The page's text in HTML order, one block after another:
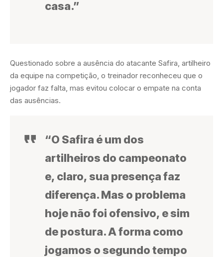
casa.”
Questionado sobre a ausência do atacante Safira, artilheiro
da equipe na competição, o treinador reconheceu que o
jogador faz falta, mas evitou colocar o empate na conta
das ausências.
“O Safira é um dos
artilheiros do campeonato
e, claro, sua presença faz
diferença. Mas o problema
hoje não foi ofensivo, e sim
de postura. A forma como
jogamos o segundo tempo